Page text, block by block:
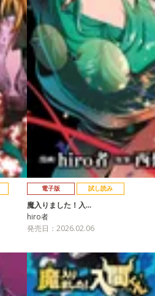
電子版 試し読み
魔入りました！入…
hiro者
発売日：2026.02.06